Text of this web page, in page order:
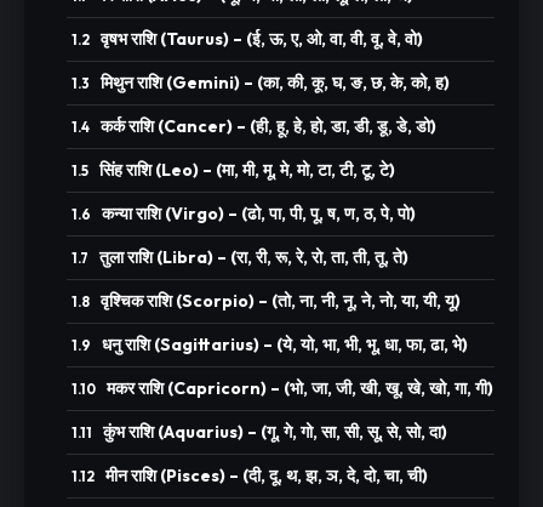
वृषभ राशि (Taurus) – (ई, ऊ, ए, ओ, वा, वी, वू, वे, वो)
मिथुन राशि (Gemini) – (का, की, कू, घ, ङ, छ, के, को, ह)
कर्क राशि (Cancer) – (ही, हू, हे, हो, डा, डी, डू, डे, डो)
सिंह राशि (Leo) – (मा, मी, मू, मे, मो, टा, टी, टू, टे)
कन्या राशि (Virgo) – (ढो, पा, पी, पू, ष, ण, ठ, पे, पो)
तुला राशि (Libra) – (रा, री, रू, रे, रो, ता, ती, तू, ते)
वृश्चिक राशि (Scorpio) – (तो, ना, नी, नू, ने, नो, या, यी, यू)
धनु राशि (Sagittarius) – (ये, यो, भा, भी, भू, धा, फा, ढा, भे)
मकर राशि (Capricorn) – (भो, जा, जी, खी, खू, खे, खो, गा, गी)
कुंभ राशि (Aquarius) – (गू, गे, गो, सा, सी, सू, से, सो, दा)
मीन राशि (Pisces) – (दी, दू, थ, झ, ञ, दे, दो, चा, ची)